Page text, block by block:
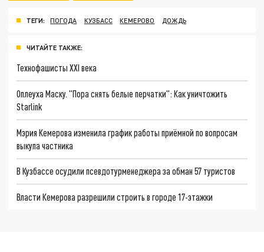
ТЕГИ: ПОГОДА КУЗБАСС КЕМЕРОВО ДОЖДЬ
ЧИТАЙТЕ ТАКЖЕ:
Технофашисты XXI века
Оплеуха Маску. "Пора снять белые перчатки": Как уничтожить
Starlink
Мэрия Кемерова изменила график работы приёмной по вопросам
выкупа частника
В Кузбассе осудили псевдотурменеджера за обман 57 туристов
Власти Кемерова разрешили строить в городе 17-этажки